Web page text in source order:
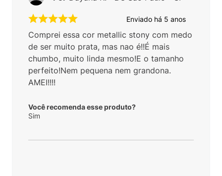
Enviado há 5 anos
Comprei essa cor metallic stony com medo
de ser muito prata, mas nao é!!É mais
chumbo, muito linda mesmo!E o tamanho
perfeito!Nem pequena nem grandona.
AMEI!!!!
Você recomenda esse produto?
Sim